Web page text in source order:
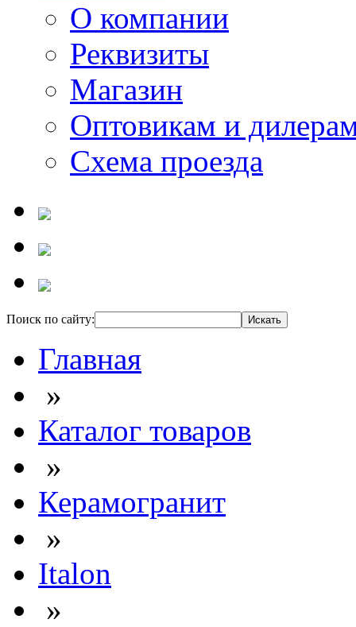
О компании
Реквизиты
Магазин
Оптовикам и
Схема проезда
Поиск по сайту:
Главная
»
Каталог товаров
»
Керамогранит
»
Italon
»